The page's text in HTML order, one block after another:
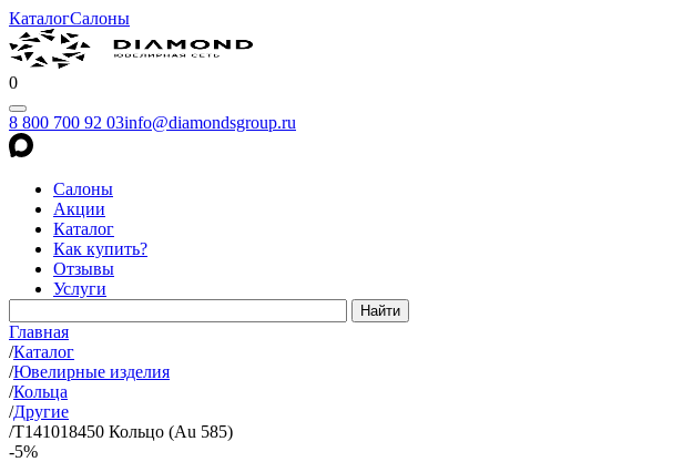
КаталогСалоны
0
8 800 700 92 03info@diamondsgroup.ru
Салоны
Акции
Каталог
Как купить?
Отзывы
Услуги
Главная
/Каталог
/Ювелирные изделия
/Кольца
/Другие
/Т141018450 Кольцо (Au 585)
-5%